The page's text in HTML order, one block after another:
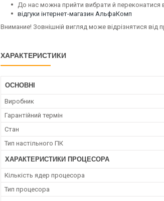
До нас можна прийти вибрати й переконатися
відгуки інтернет-магазин АльфаКомп
Внимание! Зовнішній вигляд може відрізнятися від
ХАРАКТЕРИСТИКИ
ОСНОВНІ
Виробник
Гарантійний термін
Стан
Тип настільного ПК
ХАРАКТЕРИСТИКИ ПРОЦЕСОРА
Кількість ядер процесора
Тип процесора